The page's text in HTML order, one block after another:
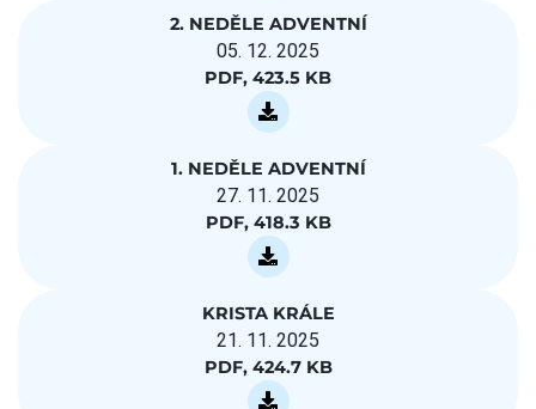
2. NEDĚLE ADVENTNÍ
05. 12. 2025
PDF, 423.5 KB
1. NEDĚLE ADVENTNÍ
27. 11. 2025
PDF, 418.3 KB
KRISTA KRÁLE
21. 11. 2025
PDF, 424.7 KB